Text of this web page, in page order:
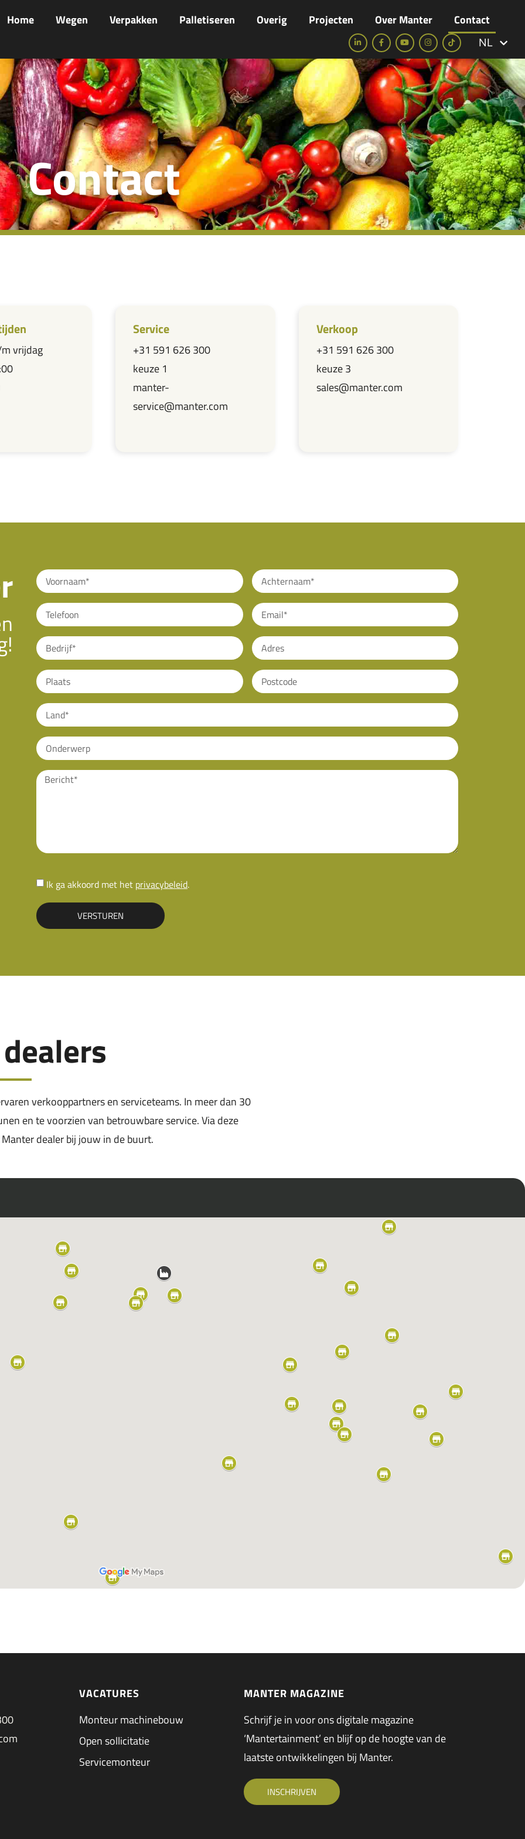
Home Wegen Verpakken Palletiseren Overig Projecten Over Manter Contact
NL
Contact
vrijdag
Service
+31 591 626 300
keuze 1
manter-
service@manter.com
Verkoop
+31 591 626 300
keuze 3
sales@manter.com
Ik ga akkoord met het privacybeleid.
VERSTUREN
verkooppartners en serviceteams. In meer dan 30
en te voorzien van betrouwbare service. Via deze
dealer bij jouw in de buurt.
VACATURES
Monteur machinebouw
Open sollicitatie
Servicemonteur
MANTER MAGAZINE
Schrijf je in voor ons digitale magazine
‘Mantertainment’ en blijf op de hoogte van de
laatste ontwikkelingen bij Manter.
INSCHRIJVEN